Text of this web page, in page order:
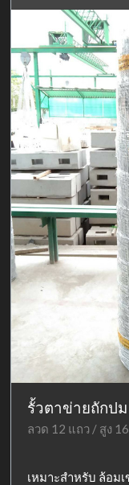
รั้วตาข่ายถักป
ลวด 12 แถว / สูง
เหมาะสำหรับ ล้อม